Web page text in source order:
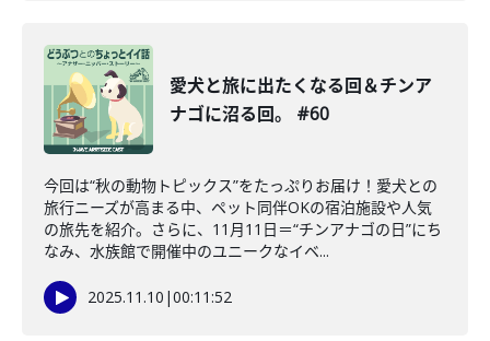
愛犬と旅に出たくなる回＆チンア
ナゴに沼る回。 #60
今回は“秋の動物トピックス”をたっぷりお届け！愛犬との
旅行ニーズが高まる中、ペット同伴OKの宿泊施設や人気
の旅先を紹介。さらに、11月11日＝“チンアナゴの日”にち
なみ、水族館で開催中のユニークなイベ...
2025.11.10 |00:11:52